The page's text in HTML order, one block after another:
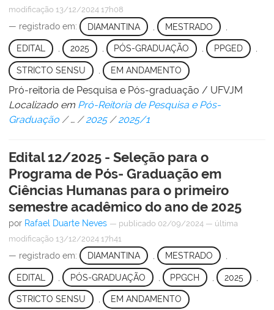
modificação 13/12/2024 17h08
— registrado em: DIAMANTINA MESTRADO
EDITAL , 2025 , PÓS-GRADUAÇÃO , PPGED ,
STRICTO SENSU EM ANDAMENTO
Pró-reitoria de Pesquisa e Pós-graduação / UFVJM
Localizado em Pró-Reitoria de Pesquisa e Pós-
Graduação /… /2025 /2025/1
Edital 12/2025 - Seleção para o
Programa de Pós- Graduação em
Ciências Humanas para o primeiro
semestre acadêmico do ano de 2025
por Rafael Duarte Neves — publicado 02/09/2024 — última
modificação 13/12/2024 17h41
— registrado em: DIAMANTINA MESTRADO
EDITAL PÓS-GRADUAÇÃO PPGCH , 2025
STRICTO SENSU , EM ANDAMENTO